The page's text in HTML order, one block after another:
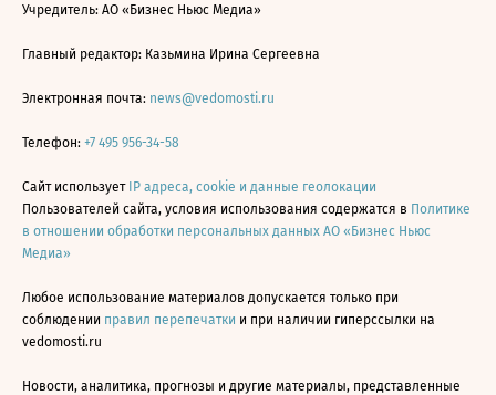
Учредитель: АО «Бизнес Ньюс Медиа»
Главный редактор: Казьмина Ирина Сергеевна
Электронная почта: news@vedomosti.ru
Телефон: +7 495 956-34-58
Сайт использует IP адреса, cookie и данные геолокации
Пользователей сайта, условия использования содержатся в Политике
в отношении обработки персональных данных АО «Бизнес Ньюс
Медиа»
Любое использование материалов допускается только при
соблюдении правил перепечатки и при наличии гиперссылки на
vedomosti.ru
Новости, аналитика, прогнозы и другие материалы, представленные